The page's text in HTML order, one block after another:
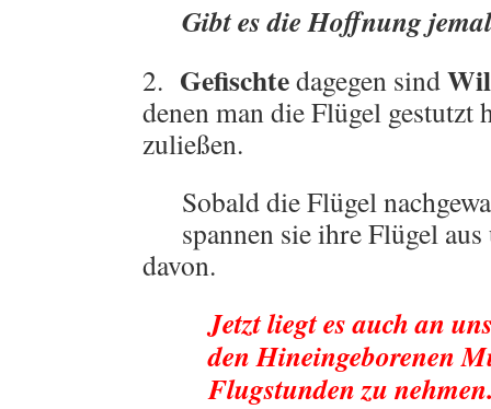
Gibt es die Hoffnung
2. Gefischtedagegen sind
denen man die Flügel gestutzt
zuließen.
Sobald die Flügel
spannen sie ihre Flügel
davon.
Jetzt liegt es auch an
den Hineingeborenen
Flugstunden zu